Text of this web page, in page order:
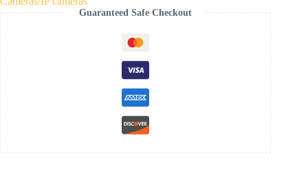
4G
LTE
IP
Camera
ποσότητα
Guaranteed Safe Checkout